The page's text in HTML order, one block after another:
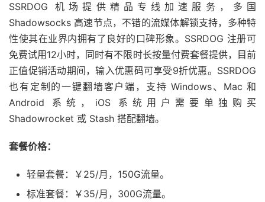
SSRDOG 机场提供精品专线加速服务，多国
Shadowsocks 高速节点，不错的流媒体解锁支持，多种特
性使其在业界内拥有了良好的口碑形象。SSRDOG 注册可
免费试用12小时，同时有不限时长按量付费套餐提供，目前
正值促销活动期间，输入优惠码可享受9折优惠。SSRDOG
也有定制的一键翻墙客户端，支持 Windows、Mac 和
Android 系统，iOS 系统用户需要单独购买
Shadowrocket 或 Stash 搭配翻墙。
套餐价格：
轻量套餐：￥25/月，150G流量。
标准套餐：￥35/月，300G流量。